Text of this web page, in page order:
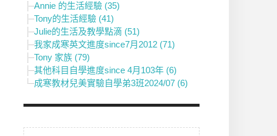
Annie 的生活經驗 (35)
Tony的生活經驗 (41)
Julie的生活及教學點滴 (51)
我家成寒英文進度since7月2012 (71)
Tony 家族 (79)
其他科目自學進度since 4月103年 (6)
成寒教材兒美實驗自學弟3班2024/07 (6)